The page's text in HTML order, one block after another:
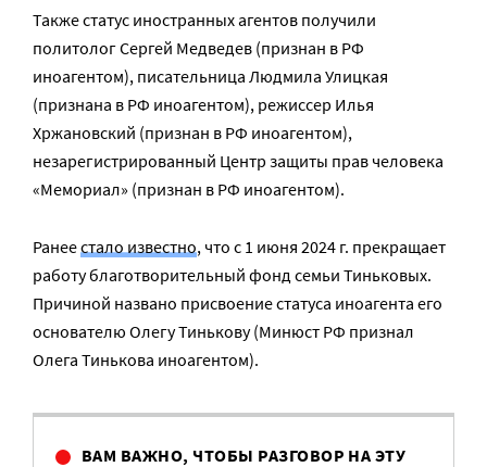
Также статус иностранных агентов получили
политолог Сергей Медведев (признан в РФ
иноагентом), писательница Людмила Улицкая
(признана в РФ иноагентом), режиссер Илья
Хржановский (признан в РФ иноагентом),
незарегистрированный Центр защиты прав человека
«Мемориал» (признан в РФ иноагентом).
Ранеестало известно, что с 1 июня 2024 г. прекращает
работу благотворительный фонд семьи Тиньковых.
Причиной названо присвоение статуса иноагента его
основателю Олегу Тинькову (Минюст РФ признал
Олега Тинькова иноагентом).
ВАМ ВАЖНО, ЧТОБЫ РАЗГОВОР НА ЭТУ